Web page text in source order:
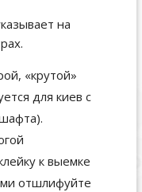
на
«крутой»
для киев с
к выемке
отшлифуйте